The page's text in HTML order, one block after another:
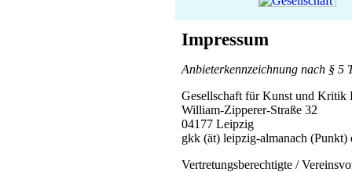
Impressum
Anbieterkennzeichnung nach § 5
Gesellschaft für Kunst und Kritik
William-Zipperer-Straße 32
04177 Leipzig
gkk (ät) leipzig-almanach (Punkt)
Vertretungsberechtigte /